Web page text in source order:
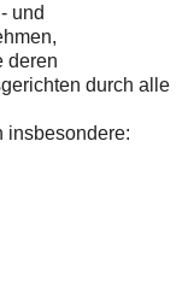
und
deren
durch alle
insbesondere: